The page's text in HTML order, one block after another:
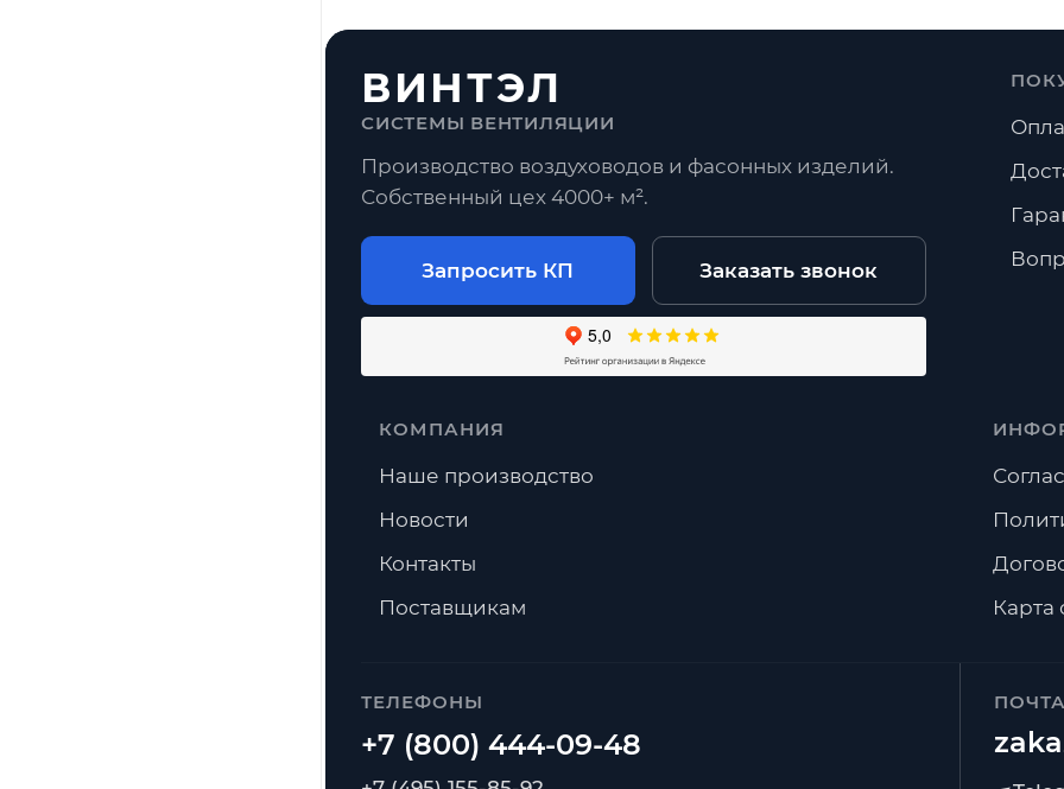
ВИНТЭЛ
СИСТЕМЫ ВЕНТИЛЯЦИИ
Производство воздуховодов и фасонных изделий.
Собственный цех 4000+ м².
Запросить КП Заказать звонок
ТЕЛЕФОНЫ
КОМПАНИЯ
Наше производство
Новости
Контакты
Поставщикам
Карта